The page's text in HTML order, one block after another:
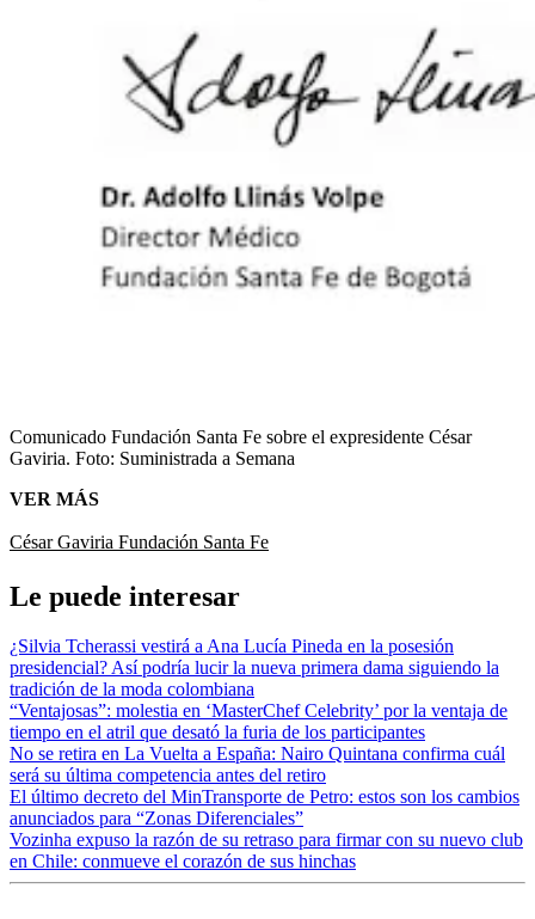
Comunicado Fundación Santa Fe sobre el expresidente César
Gaviria. Foto: Suministrada a Semana
VER MÁS
César Gaviria Fundación Santa Fe
Le puede interesar
¿Silvia Tcherassi vestirá a Ana Lucía Pineda en la posesión
presidencial? Así podría lucir la nueva primera dama siguiendo la
tradición de la moda colombiana
“Ventajosas”: molestia en ‘MasterChef Celebrity’ por la ventaja de
tiempo en el atril que desató la furia de los participantes
No se retira en La Vuelta a España: Nairo Quintana confirma cuál
será su última competencia antes del retiro
El último decreto del MinTransporte de Petro: estos son los cambios
anunciados para “Zonas Diferenciales”
Vozinha expuso la razón de su retraso para firmar con su nuevo club
en Chile: conmueve el corazón de sus hinchas